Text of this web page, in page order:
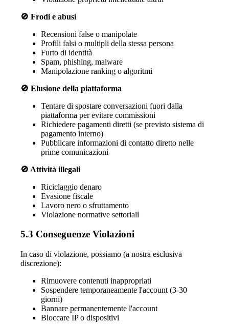
🚫 Frodi e abusi
Recensioni false o manipolate
Profili falsi o multipli della stessa persona
Furto di identità
Spam, phishing, malware
Manipolazione ranking o algoritmi
🚫 Elusione della piattaforma
Tentare di spostare conversazioni fuori dalla
piattaforma per evitare commissioni
Richiedere pagamenti diretti (se previsto sistema di
pagamento interno)
Pubblicare informazioni di contatto diretto nelle
prime comunicazioni
🚫 Attività illegali
Riciclaggio denaro
Evasione fiscale
Lavoro nero o sfruttamento
Violazione normative settoriali
5.3 Conseguenze Violazioni
In caso di violazione, possiamo (a nostra esclusiva
discrezione):
Rimuovere contenuti inappropriati
Sospendere temporaneamente l'account (3-30
giorni)
Bannare permanentemente l'account
Bloccare IP o dispositivi